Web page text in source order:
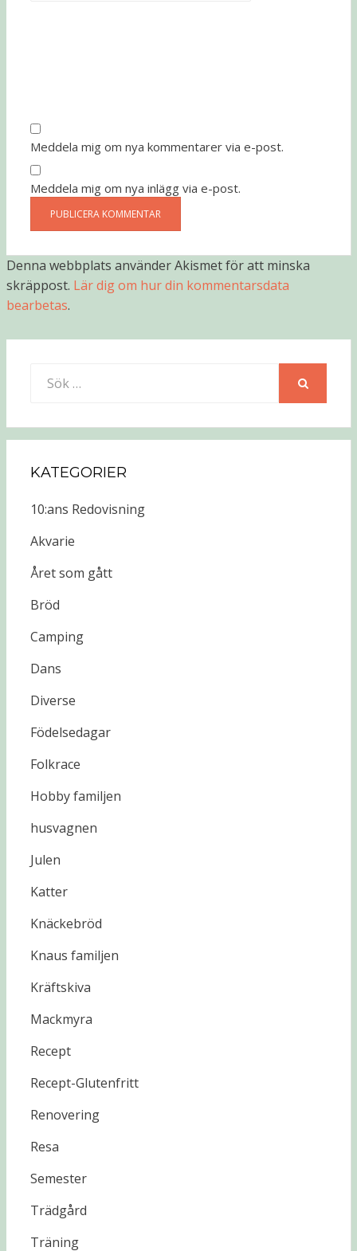
Meddela mig om nya kommentarer via e-post.
Meddela mig om nya inlägg via e-post.
Denna webbplats använder Akismet för att minska
skräppost. Lär dig om hur din kommentarsdata
bearbetas.
efter:
KATEGORIER
10:ans Redovisning
Akvarie
Året som gått
Bröd
Camping
Dans
Diverse
Födelsedagar
Folkrace
Hobby familjen
husvagnen
Julen
Katter
Knäckebröd
Knaus familjen
Kräftskiva
Mackmyra
Recept
Recept-Glutenfritt
Renovering
Resa
Semester
Trädgård
Träning